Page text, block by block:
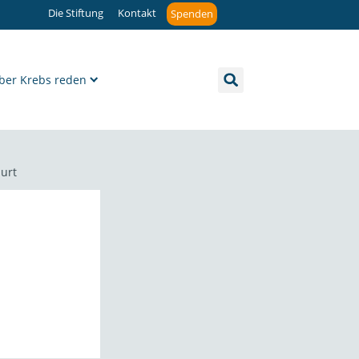
Die Stiftung Kontakt Spenden
Krebs reden